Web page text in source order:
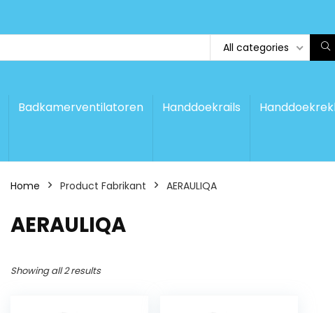
All categories
Badkamerventilatoren Handdoekrails
Home Product Fabrikant ‎AERAULIQA
‎AERAULIQA
Showing all 2 results